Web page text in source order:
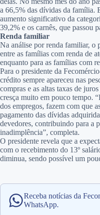
a 66,5% das dívidas da família.
aumento significativo da
39,2% e os carnês, que passou
Renda familiar
Na análise por renda familiar, o
entre as famílias com renda de
enquanto para as famílias com
Para o presidente da
crédito sempre apareceu nas
compras e as altas taxas de
cresça muito em pouco tempo.
dos empregos, fazem com que
pagamento das dívidas
devedores, contribuindo para a
inadimplência”, completa.
O presidente revela que a
com o recebimento do 13º
diminua, sendo possível um
Receba notícias da
WhatsApp.